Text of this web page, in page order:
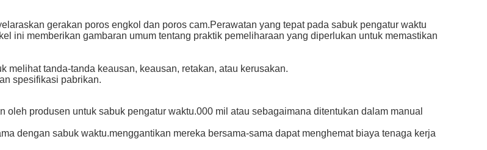
gerakan poros engkol dan poros cam.Perawatan yang tepat pada sabuk pengatur waktu
ini memberikan gambaran umum tentang praktik pemeliharaan yang diperlukan untuk memastikan
melihat tanda-tanda keausan, keausan, retakan, atau kerusakan.
spesifikasi pabrikan.
produsen untuk sabuk pengatur waktu.000 mil atau sebagaimana ditentukan dalam manual
dengan sabuk waktu.menggantikan mereka bersama-sama dapat menghemat biaya tenaga kerja